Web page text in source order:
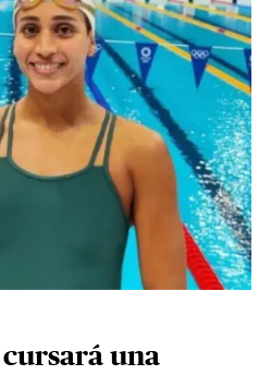
cursará una